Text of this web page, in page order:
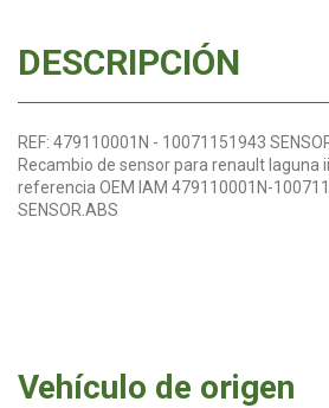
DESCRIPCIÓN
REF: 479110001N - 10071151943
Recambio de sensor para renault laguna
referencia OEM IAM 479110001N-
SENSOR.ABS
Vehículo de origen